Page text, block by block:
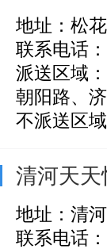
地址：松
联系电话
派送区域
朝阳路、
不派送区
清河天天
地址：清
联系电话